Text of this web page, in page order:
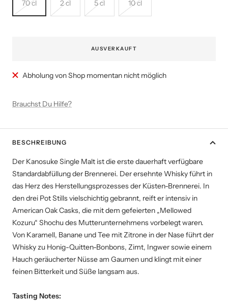
70 cl 2 cl 5 cl 10 cl
AUSVERKAUFT
Abholung von Shop momentan nicht möglich
Brauchst Du Hilfe?
BESCHREIBUNG
Der Kanosuke Single Malt ist die erste dauerhaft verfügbare
Standardabfüllung der Brennerei. Der ersehnte Whisky führt in
das Herz des Herstellungsprozesses der Küsten-Brennerei. In
den drei Pot Stills vielschichtig gebrannt, reift er intensiv in
American Oak Casks, die mit dem gefeierten „Mellowed
Kozuru“ Shochu des Mutterunternehmens vorbelegt waren.
Von Karamell, Banane und Tee mit Zitrone in der Nase führt der
Whisky zu Honig-Quitten-Bonbons, Zimt, Ingwer sowie einem
Hauch geräucherter Nüsse am Gaumen und klingt mit einer
feinen Bitterkeit und Süße langsam aus.
Tasting Notes: